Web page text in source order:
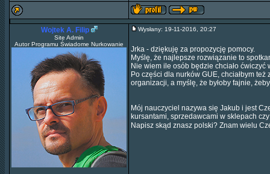
Wojtek A. Filip
Site Admin
Autor Programu Świadome Nurkowanie
Wysłany: 19-11-2016, 20:27
Jrka - dziękuję za propozycję pomocy.
Myślę, że najlepsze rozwiązanie to
Nie wiem ile osób będzie chciało
Po części dla nurków GUE, chciałbym
organizacji, a myślę, że byłoby fajnie,
Mój nauczyciel nazywa się Jakub i jest
kursantami, sprzedawcami w sklepach
Napisz skąd znasz polski? Znam wielu